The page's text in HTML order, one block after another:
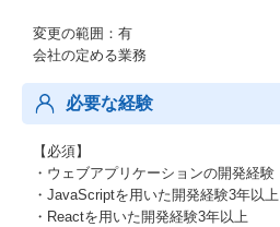
変更の範囲：有
会社の定める業務
必要な経験
【必須】
・ウェブアプリケーションの開発経験
・JavaScriptを用いた開発経験3年以上
・Reactを用いた開発経験3年以上